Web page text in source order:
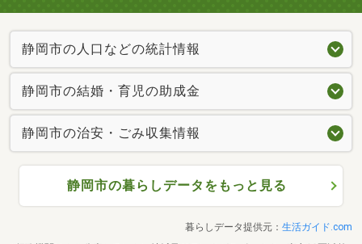
静岡市の人口などの統計情報
静岡市の結婚・育児の助成金
静岡市の治安・ごみ収集情報
静岡市の暮らしデータをもっと見る
暮らしデータ提供元： 生活ガイド.com